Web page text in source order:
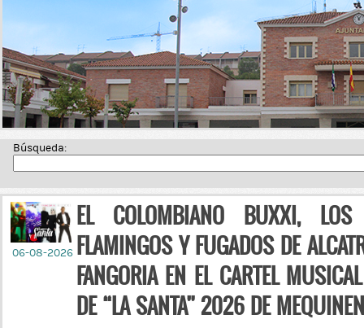
Búsqueda:
EL COLOMBIANO BUXXI, LOS
FLAMINGOS Y FUGADOS DE
FANGORIA EN EL CARTEL
DE “LA SANTA” 2026 DE
06-08-2026